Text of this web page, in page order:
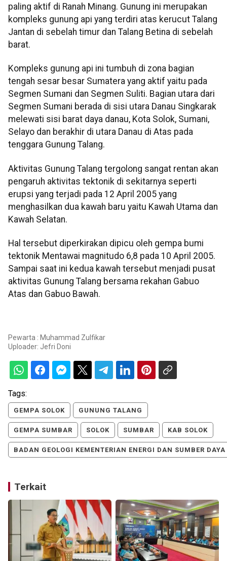
paling aktif di Ranah Minang. Gunung ini merupakan
kompleks gunung api yang terdiri atas kerucut Talang
Jantan di sebelah timur dan Talang Betina di sebelah
barat.
Kompleks gunung api ini tumbuh di zona bagian
tengah sesar besar Sumatera yang aktif yaitu pada
Segmen Sumani dan Segmen Suliti. Bagian utara dari
Segmen Sumani berada di sisi utara Danau Singkarak
melewati sisi barat daya danau, Kota Solok, Sumani,
Selayo dan berakhir di utara Danau di Atas pada
tenggara Gunung Talang.
Aktivitas Gunung Talang tergolong sangat rentan akan
pengaruh aktivitas tektonik di sekitarnya seperti
erupsi yang terjadi pada 12 April 2005 yang
menghasilkan dua kawah baru yaitu Kawah Utama dan
Kawah Selatan.
Hal tersebut diperkirakan dipicu oleh gempa bumi
tektonik Mentawai magnitudo 6,8 pada 10 April 2005.
Sampai saat ini kedua kawah tersebut menjadi pusat
aktivitas Gunung Talang bersama rekahan Gabuo
Atas dan Gabuo Bawah.
Pewarta : Muhammad Zulfikar
Uploader: Jefri Doni
Tags:
GEMPA SOLOK GUNUNG TALANG
GEMPA SUMBAR SOLOK SUMBAR KAB SOLOK
BADAN GEOLOGI KEMENTERIAN ENERGI DAN SUMBER
Terkait